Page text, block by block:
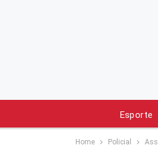
Esporte
Home Policial